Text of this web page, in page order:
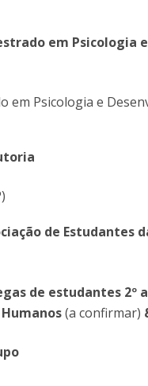
em Psicologia
em Psicologia e
de Estudantes
de estudantes 2º
(a confirmar)